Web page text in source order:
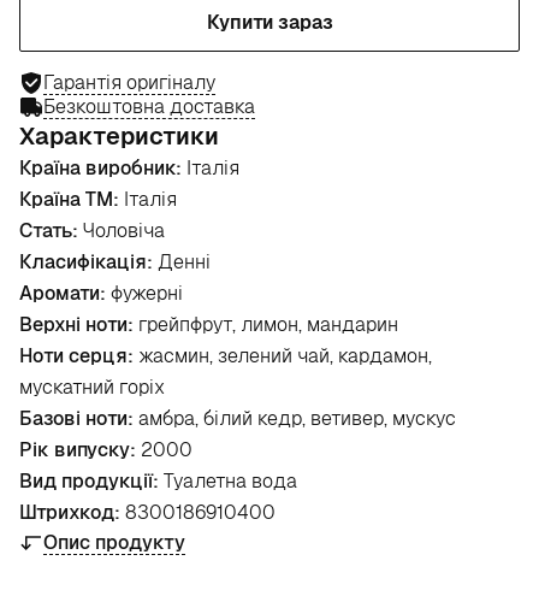
Купити зараз
Гарантія оригіналу
Безкоштовна доставка
Характеристики
Країна виробник: Італія
Країна ТМ: Італія
Стать: Чоловіча
Класифікація: Денні
Аромати: фужерні
Верхні ноти: грейпфрут, лимон, мандарин
Ноти серця: жасмин, зелений чай, кардамон,
мускатний горіх
Базові ноти: амбра, білий кедр, ветивер, мускус
Рік випуску: 2000
Вид продукції: Туалетна вода
Штрихкод: 8300186910400
Опис продукту